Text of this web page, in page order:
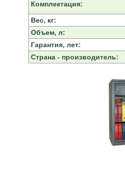
Комплектация:
Вес, кг:
Объем, л:
Гарантия, лет:
Страна - производитель: